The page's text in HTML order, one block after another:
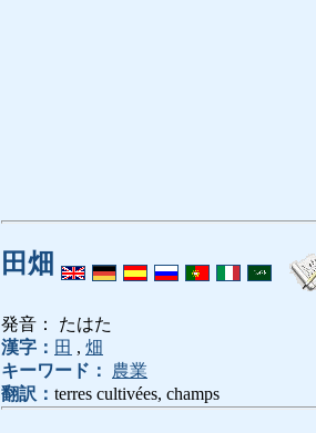
田畑
発音： たはた
漢字： 田 , 畑
キーワード：
農業
翻訳： terres cultivées, champs